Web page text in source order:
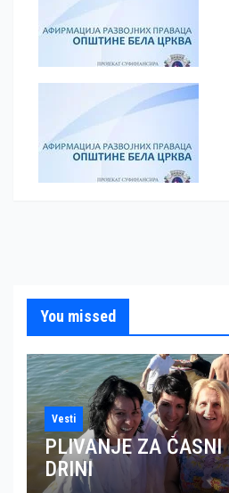
You missed
Vesti
PLIVANJE ZA ČASNI
DRINI